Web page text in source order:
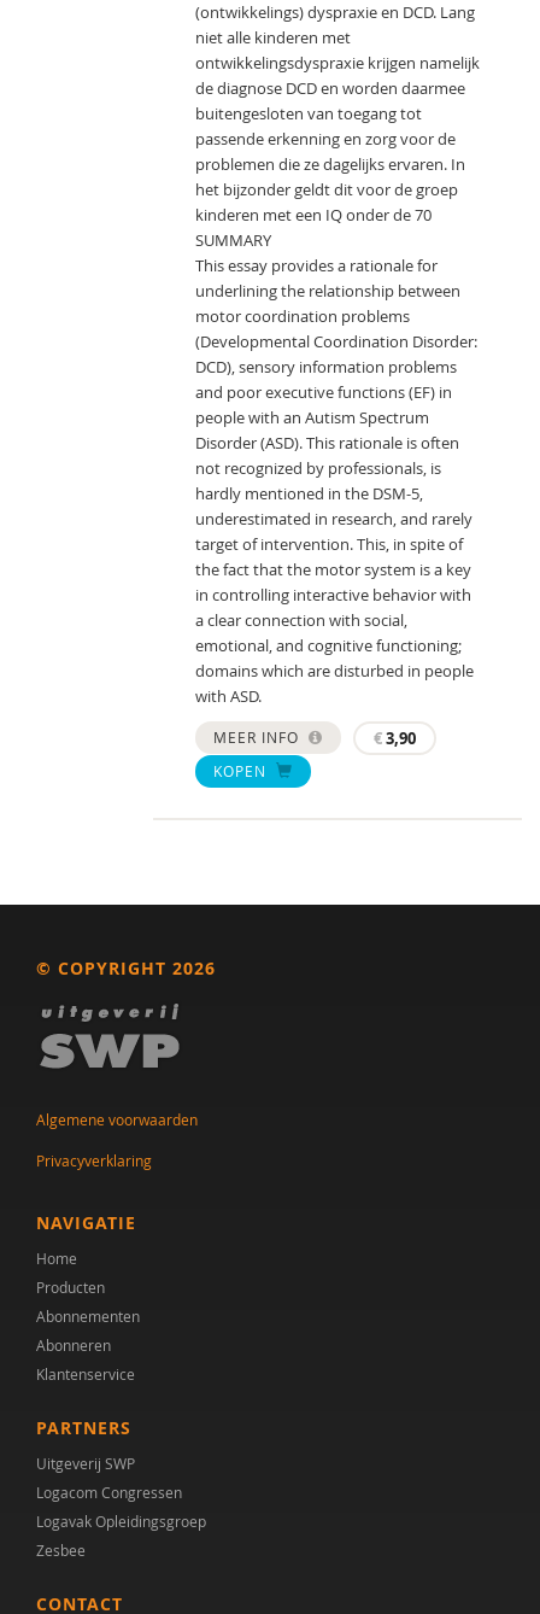
(ontwikkelings) dyspraxie en DCD. Lang
niet alle kinderen met
ontwikkelingsdyspraxie krijgen namelijk
de diagnose DCD en worden daarmee
buitengesloten van toegang tot
passende erkenning en zorg voor de
problemen die ze dagelijks ervaren. In
het bijzonder geldt dit voor de groep
kinderen met een IQ onder de 70
SUMMARY
This essay provides a rationale for
underlining the relationship between
motor coordination problems
(Developmental Coordination Disorder:
DCD), sensory information problems
and poor executive functions (EF) in
people with an Autism Spectrum
Disorder (ASD). This rationale is often
not recognized by professionals, is
hardly mentioned in the DSM-5,
underestimated in research, and rarely
target of intervention. This, in spite of
the fact that the motor system is a key
in controlling interactive behavior with
a clear connection with social,
emotional, and cognitive functioning;
domains which are disturbed in people
with ASD.
MEER INFO €3,90
KOPEN
© COPYRIGHT 2026
Algemene voorwaarden
Privacyverklaring
NAVIGATIE
Home
Producten
Abonnementen
Abonneren
Klantenservice
PARTNERS
Uitgeverij SWP
Logacom Congressen
Logavak Opleidingsgroep
Zesbee
CONTACT